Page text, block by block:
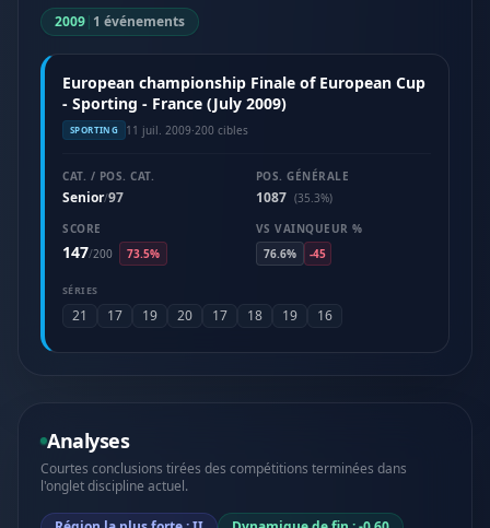
2009| 1 événements
European championship Finale of European Cup
- Sporting - France (July 2009)
SPORTING 11 juil. 2009·200 cibles
CAT. / POS. CAT.
Senior/97
POS. GÉNÉRALE
1087 (35.3%)
SCORE
147/200 73.5%
VS VAINQUEUR %
76.6%
-45
SÉRIES
21 17 19 20 17 18 19 16
Analyses
Courtes conclusions tirées des compétitions terminées dans
l'onglet discipline actuel.